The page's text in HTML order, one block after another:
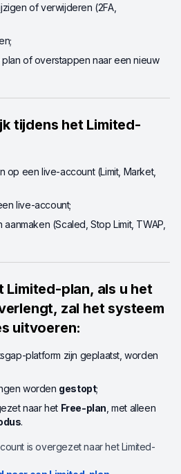
of verwijderen (2FA,
of overstappen naar een nieuw
tijdens het Limited-
op een live-account (Limit, Market,
live-account;
(Scaled, Stop Limit, TWAP,
Limited-plan, als u het
zal het systeem
uitvoeren:
platform zijn geplaatst, worden
worden gestopt;
naar het Free-plan , met alleen
.
is overgezet naar het Limited-